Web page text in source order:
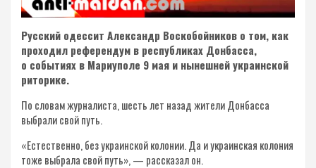
Русский одессит Александр Воскобойников о том, как
проходил референдум в республиках Донбасса,
о событиях в Мариуполе 9 мая и нынешней украинской
риторике.
По словам журналиста, шесть лет назад жители Донбасса
выбрали свой путь.
«Естественно, без украинской колонии. Да и украинская колония
тоже выбрала свой путь», — рассказал он.